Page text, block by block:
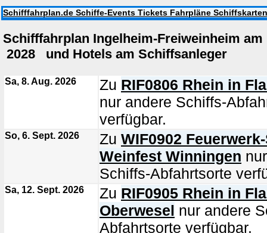
Schifffahrplan.de Schiffe-Events Tickets Fahrpläne Schiffskarten
Schifffahrplan Ingelheim-Freiweinheim
2028 und Hotels am Schiffsanleger
Sa, 8. Aug. 2026 Zu RIF0806 Rhein in
nur andere Schiffs-
verfügbar.
So, 6. Sept. 2026 Zu WIF0902
Weinfest Winningen
Schiffs-Abfahrtsorte
Sa, 12. Sept. 2026 Zu RIF0905 Rhein in
Oberwesel nur andere
Abfahrtsorte verfügbar.